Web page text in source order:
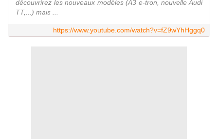
découvrirez les nouveaux modèles (A3 e-tron, nouvelle Audi
TT,...) mais ...
https://www.youtube.com/watch?v=fZ9wYhHggq0